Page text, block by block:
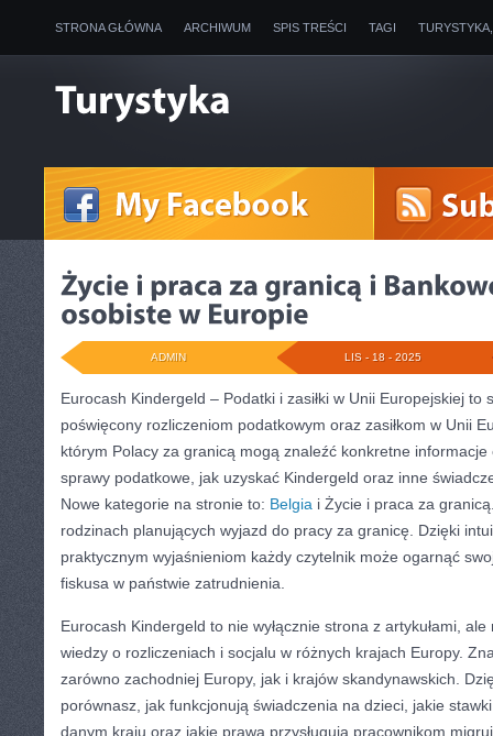
STRONA GŁÓWNA ARCHIWUM SPIS TREŚCI TAGI
LIS - 18 - 2025
ADMIN
Eurocash Kindergeld – Podatki i zasiłki w Unii Europejskiej to
poświęcony rozliczeniom podatkowym oraz zasiłkom w Unii
którym Polacy za granicą mogą znaleźć konkretne informacje
sprawy podatkowe, jak uzyskać Kindergeld oraz inne
Nowe kategorie na stronie to: Belgia i Życie i praca za
rodzinach planujących wyjazd do pracy za granicę. Dzięki
praktycznym wyjaśnieniom każdy czytelnik może ogarnąć
fiskusa w państwie zatrudnienia.
Eurocash Kindergeld to nie wyłącznie strona z artykułami,
wiedzy o rozliczeniach i socjalu w różnych krajach Europy.
zarówno zachodniej Europy, jak i krajów skandynawskich.
porównasz, jak funkcjonują świadczenia na dzieci, jakie
danym kraju oraz jakie prawa przysługują pracownikom